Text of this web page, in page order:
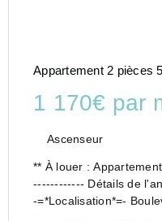
Appartement 2 pièces
1 170€ par
Ascenseur
** À louer :
------------ Détails de
-=*Localisation*=-